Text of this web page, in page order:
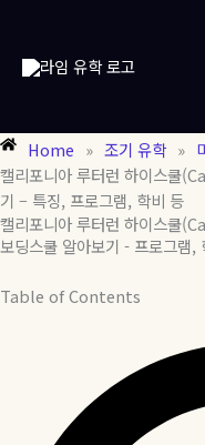
너
뛰
기
Home » 조기 유학 »
캘리포니아 루터런 하이스
기 – 특징, 프로그램, 학비 등
캘리포니아 루터런 하이스
보딩스쿨 알아보기 - 프로그램,
Table of Contents